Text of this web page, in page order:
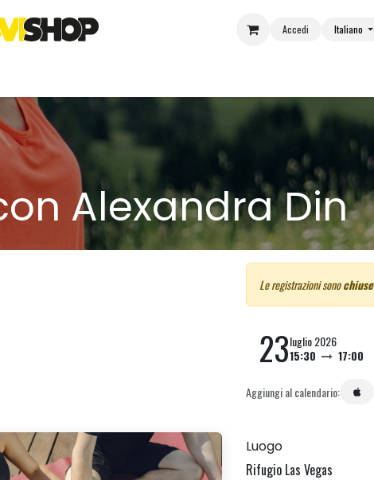
Accedi Italiano
Alexandra Din
Le registrazioni sonochiuse
23luglio 2026
15:30
17:00
Aggiungi al calendario:
Luogo
Rifugio Las Vegas